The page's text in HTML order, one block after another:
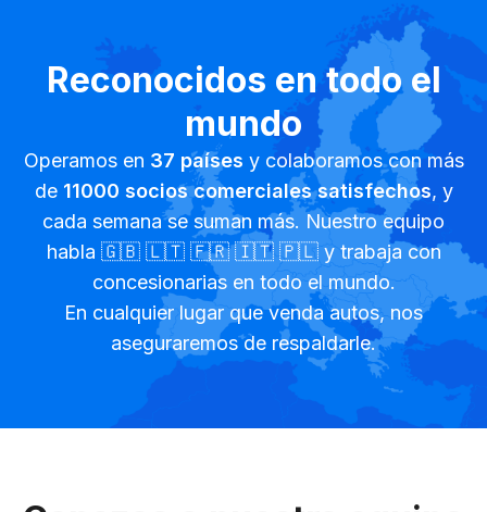
Reconocidos en todo el
mundo
Operamos en 37 países y colaboramos con más
de 11000 socios comerciales satisfechos, y
cada semana se suman más. Nuestro equipo
habla 🇬🇧 🇱🇹 🇫🇷 🇮🇹 🇵🇱 y trabaja con
concesionarias en todo el mundo.
En cualquier lugar que venda autos, nos
aseguraremos de respaldarle.